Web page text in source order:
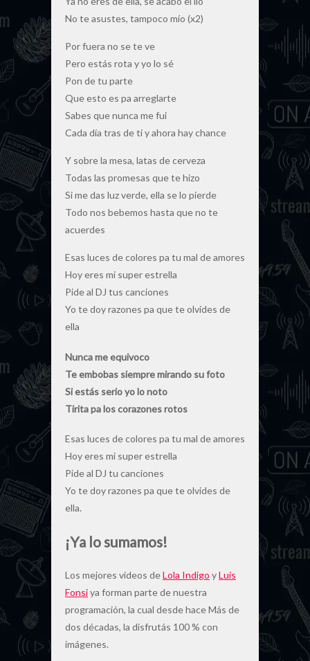
No te asustes, tampoco mío (x2)
Por fuera no se te ve
Pero estás rota y yo lo sé
Pon de tu parte
Que esto es pa arreglarte
Sabes que nunca me fui
Cada día tras de ti y ahora hay chance
Y sobre la mesa, latas de cerveza
Todas las promesas que te hizo
Si me das luz verde, ella se lo pierde
Todo nos bebemos hasta que no te
acuerdes
Esas luces de colores pa tu mal de amores
Hoy eres mi super estrella
Pide al DJ tus canciones
Yo te doy razones pa que te olvides de
ella
Nunca me equivoco
Te embobas siempre mirando su foto
Si estás serio yo lo noto
Tirita pa los corazones rotos
Esas luces de colores pa tu mal de amores
Hoy eres mi super estrella
Pide al DJ tu canciones
Yo te doy razones pa que te olvides de
ella.
¡Ya lo sumamos!
Los mejores videos deLola Indigo yLuis
Fonsiya forman parte de nuestra
programación, la cual desde hace Más de
dos décadas, la disfrutás 100 % con
imágenes.